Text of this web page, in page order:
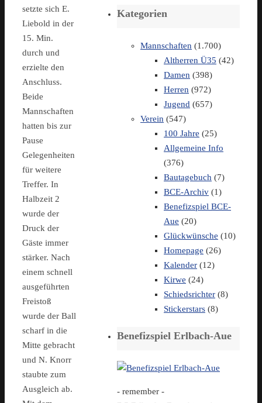
setzte sich E.
Liebold in der
15. Min.
durch und
erzielte den
Anschluss.
Beide
Mannschaften
hatten bis zur
Pause
Gelegenheiten
für weitere
Treffer. In
Halbzeit 2
wurde der
Druck der
Gäste immer
stärker. Nach
einem schnell
ausgeführten
Freistoß
wurde der Ball
scharf in die
Mitte gebracht
und N. Knorr
staubte zum
Ausgleich ab.
Kategorien
Mannschaften (1.700)
Altherren Ü35 (42)
Damen (398)
Herren (972)
Jugend (657)
Verein (547)
100 Jahre (25)
Allgemeine Info
(376)
Bautagebuch (7)
BCE-Archiv (1)
Benefizspiel BCE-
Aue (20)
Glückwünsche (10)
Homepage (26)
Kalender (12)
Kirwe (24)
Schiedsrichter (8)
Stickerstars (8)
Benefizspiel Erlbach-Aue
- remember -